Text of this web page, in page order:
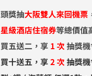
頭獎抽大阪雙人來回機票
星級酒店住宿券等總價值
買五送二，享 1 次抽獎
買十送五，享2 次抽獎